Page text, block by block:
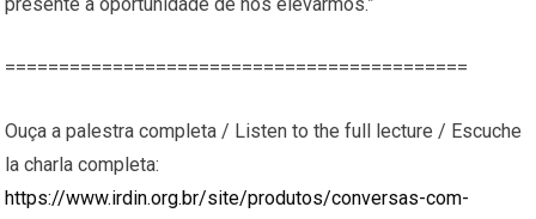
===========================================
Ouça a palestra completa / Listen to the full lecture / Escuche
la charla completa:
https://www.irdin.org.br/site/produtos/conversas-com-